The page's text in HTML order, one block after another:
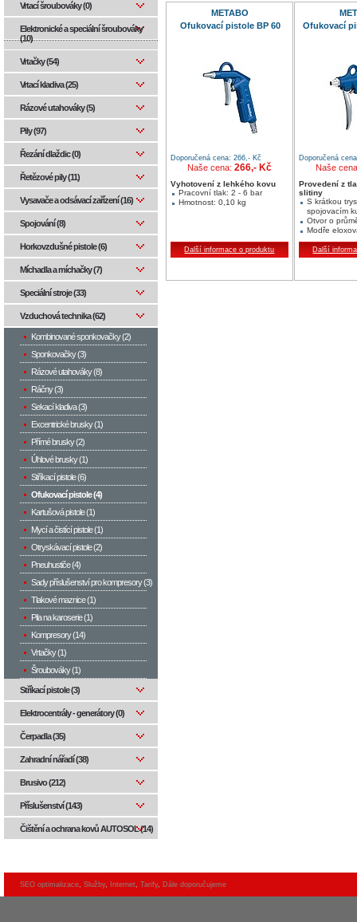
METABO
Ofukovací pistole BP 60
Doporučená cena: 266,- Kč
Naše cena: 266,- Kč
Vyhotovení z lehkého kovu
Pracovní tlak: 2 - 6 bar
Hmotnost: 0,10 kg
Další informace o produktu
Ofukovací
Doporučená
Naše
Provedení z
slitiny
S krátkou
spojovacím
Otvor o
Modře
Další
Vrtací šroubováky (0)
Elektronické a speciální šroubováky
(10)
Vrtačky (54)
Vrtací kladiva (25)
Rázové utahováky (5)
Pily (97)
Řezání dlaždic (0)
Řetězové pily (11)
Vysavače a odsávací zařízení (16)
Spojování (8)
Horkovzdušné pistole (6)
Míchadla a míchačky (7)
Speciální stroje (33)
Vzduchová technika (62)
Kombinované sponkovačky (2)
Sponkovačky (3)
Rázové utahováky (8)
Ráčny (3)
Sekací kladiva (3)
Excentrické brusky (1)
Přímé brusky (2)
Úhlové brusky (1)
Stříkací pistole (6)
Ofukovací pistole (4)
Kartušová pistole (1)
Mycí a čistící pistole (1)
Otryskávací pistole (2)
Pneuhustiče (4)
Sady příslušenství pro kompresory (3)
Tlakové maznice (1)
Pila na karoserie (1)
Kompresory (14)
Vrtačky (1)
Šroubováky (1)
Stříkací pistole (3)
Elektrocentrály - generátory (0)
Čerpadla (35)
Zahradní nářadí (38)
Brusivo (212)
Příslušenství (143)
Čištění a ochrana kovů AUTOSOL (14)
SEO optimalizace, Služby, Internet, Tarify, Dále doporučujeme